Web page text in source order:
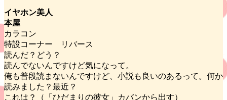
イヤホン美人
本屋
カラコン
特設コーナー リバース
読んだ？どう？
読んでないんですけど気になって。
俺も普段読まないんですけど、小説も良いのあるって。何か
読みました？最近？
これは？（「ひだまりの彼女」カバンから出す）